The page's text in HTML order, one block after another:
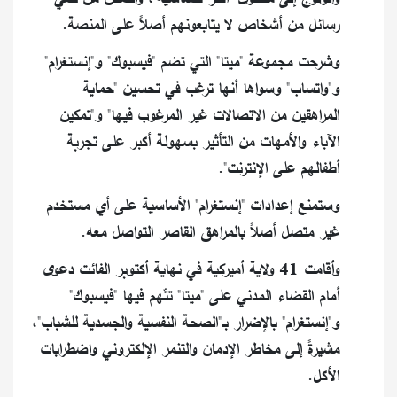
رسائل من أشخاص لا يتابعونهم أصلاً على المنصة.
وشرحت مجموعة "ميتا" التي تضم "فيسبوك" و"إنستغرام"
و"واتساب" وسواها أنها ترغب في تحسين "حماية
المراهقين من الاتصالات غير المرغوب فيها" و"تمكين
الآباء والأمهات من التأثير بسهولة أكبر على تجربة
أطفالهم على الإنترنت".
وستمنع إعدادات "إنستغرام" الأساسية على أي مستخدم
غير متصل أصلاً بالمراهق القاصر التواصل معه.
وأقامت 41 ولاية أميركية في نهاية أكتوبر الفائت دعوى
أمام القضاء المدني على "ميتا" تتّهم فيها "فيسبوك"
و"إنستغرام" بالإضرار بـ"الصحة النفسية والجسدية للشباب"،
مشيرةً إلى مخاطر الإدمان والتنمر الإلكتروني واضطرابات
الأكل.